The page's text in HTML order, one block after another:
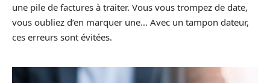
une pile de factures à traiter. Vous vous trompez de date,
vous oubliez d’en marquer une… Avec un tampon dateur,
ces erreurs sont évitées.